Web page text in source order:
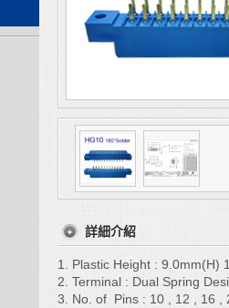
詳細介紹
1. Plastic Height : 9.0mm(H)
2. Terminal : Dual Spring
3. No. of Pins : 10 , 12 , 16 ,